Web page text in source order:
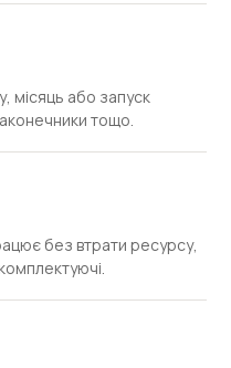
місяць або запуск
тощо.
без втрати ресурсу,